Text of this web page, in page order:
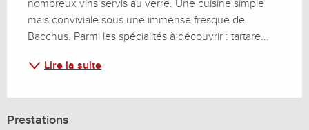
nombreux vins servis au verre. Une cuisine simple
mais conviviale sous une immense fresque de
Bacchus. Parmi les spécialités à découvrir : tartare...
Lire la suite
Prestations